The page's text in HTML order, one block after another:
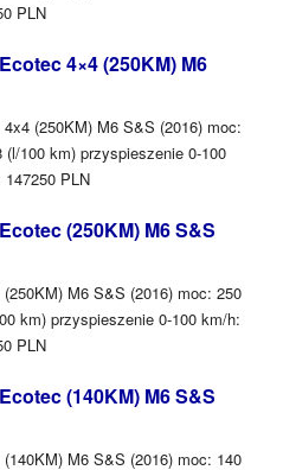
PLN
4×4 (250KM) M6
(250KM) M6 S&S (2016) moc:
100 km) przyspieszenie 0-100
PLN
(250KM) M6 S&S
M6 S&S (2016) moc: 250
km) przyspieszenie 0-100 km/h:
PLN
(140KM) M6 S&S
M6 S&S (2016) moc: 140